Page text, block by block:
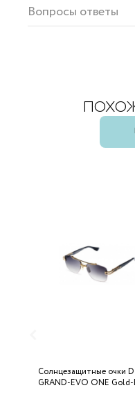
Вопросы ответы
Солнцезащитные очки
GRAND-EVO ONE Gold-